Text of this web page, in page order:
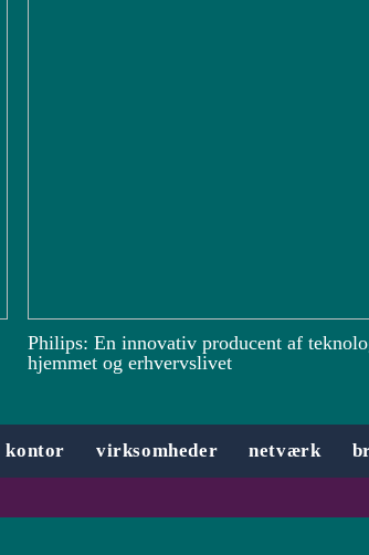
Philips: En innovativ producent af
hjemmet og erhvervslivet
kontor virksomheder netværk